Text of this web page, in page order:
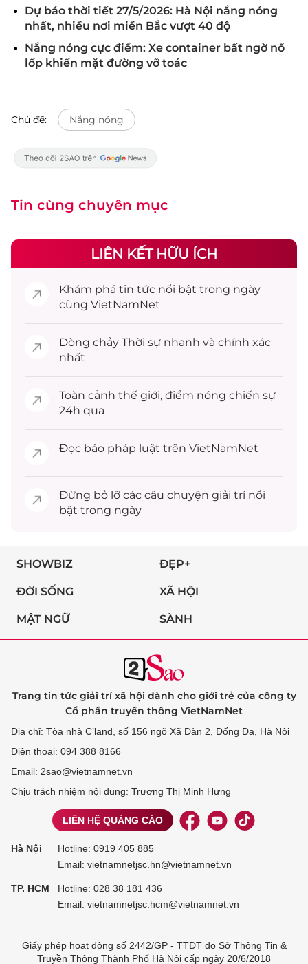
Dự báo thời tiết 27/5/2026: Hà Nội nắng nóng
nhất, nhiều nơi miền Bắc vượt 40 độ
Nắng nóng cực điểm: Xe container bất ngờ nổ
lốp khiến mặt đường vỡ toác
Chủ đề: Nắng nóng
Tin cùng chuyên mục
LIÊN KẾT HỮU ÍCH
Khám phá tin tức nổi bật trong ngày
cùng VietNamNet
Dòng chảy Thời sự nhanh và chính xác
nhất
Toàn cảnh thế giới, điểm nóng chiến sự
24h qua
Đọc báo pháp luật trên VietNamNet
Đừng bỏ lỡ các câu chuyện giải trínổi
bật trong ngày
SHOWBIZ ĐẸP+
ĐỜI SỐNG XÃ HỘI
MẬT NGỮ SÀNH
Trang tin tức giải trí xã hội dành cho giới trẻ của công ty
Cổ phần truyền thông VietNamNet
Địa chỉ: Tòa nhà C’land, số 156 ngõ Xã Đàn 2, Đống Đa, Hà Nội
Điện thoại: 094 388 8166
Email: 2sao@vietnamnet.vn
Chịu trách nhiệm nội dung: Trương Thị Minh Hưng
LIÊN HỆ QUẢNG CÁO
Hà Nội Hotline: 0919 405 885
Email: vietnamnetjsc.hn@vietnamnet.vn
TP. HCM Hotline: 028 38 181 436
Email: vietnamnetjsc.hcm@vietnamnet.vn
Giấy phép hoạt động số 2442/GP - TTĐT do Sở Thông Tin &
Truyền Thông Thành Phố Hà Nội cấp ngày 20/6/2018